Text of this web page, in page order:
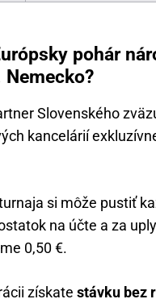
pohár
Slovenského
kancelárií
si môže pustiť
na účte a za
0,50 €.
získate stávku bez